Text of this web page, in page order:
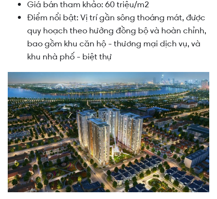
Giá bán tham khảo: 60 triệu/m2
Điểm nổi bật: Vị trí gần sông thoáng mát, được
quy hoạch theo hướng đồng bộ và hoàn chỉnh,
bao gồm khu căn hộ - thương mại dịch vụ, và
khu nhà phố - biệt thự